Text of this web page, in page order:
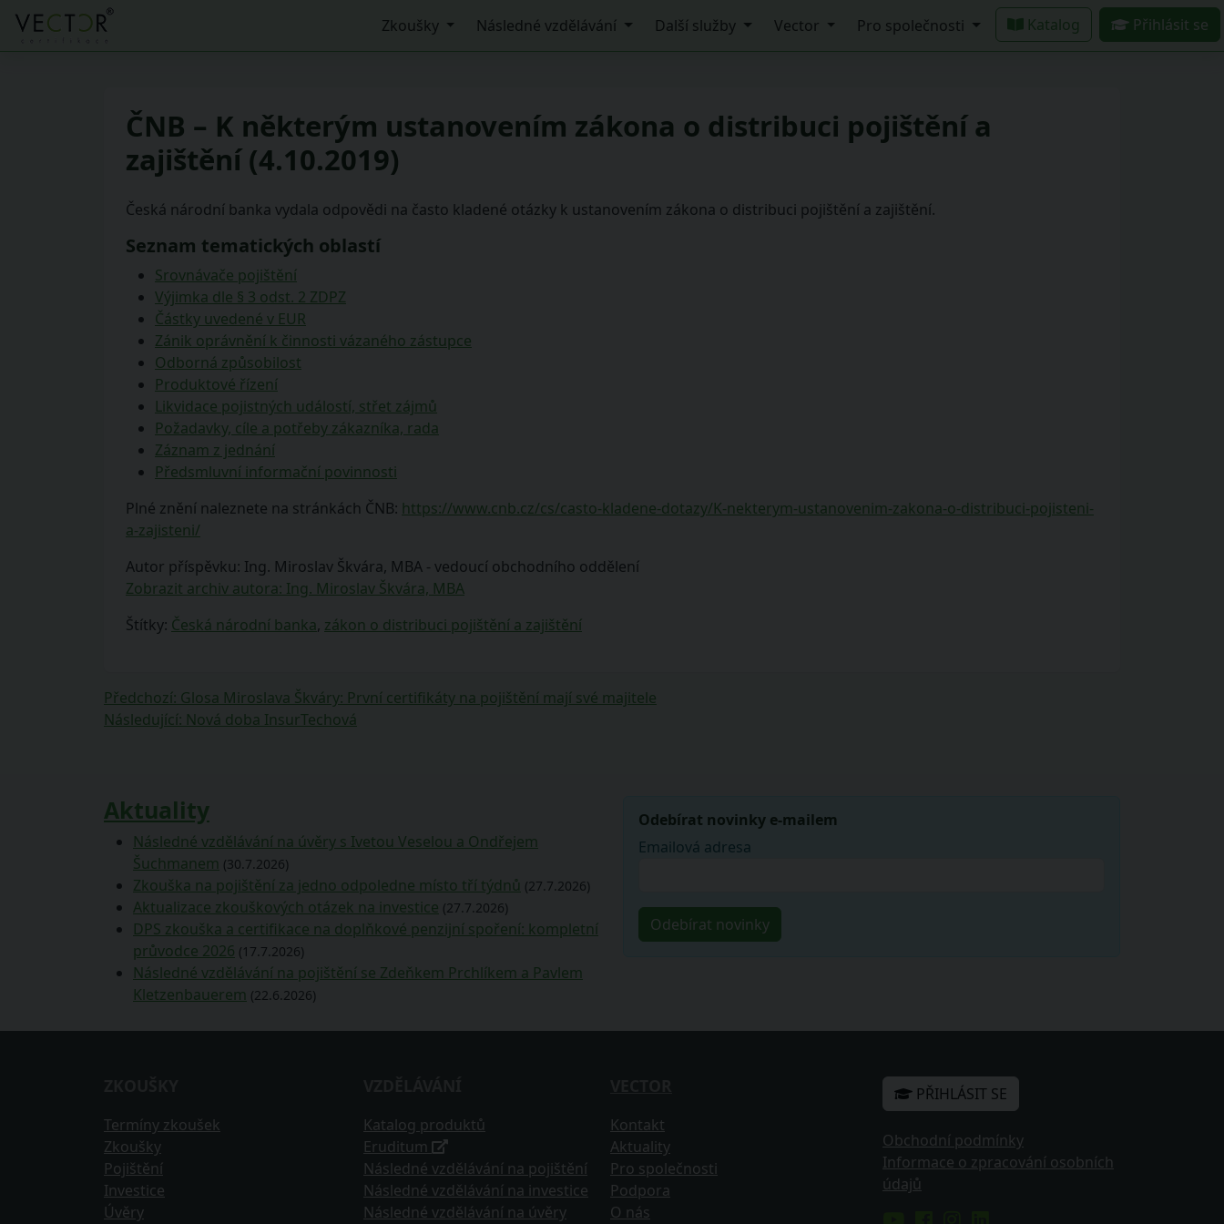
Zkoušky Následné vzdělávání Další služby Vector Pro společnosti Katalog Přihlásit se
ČNB – K některým ustanovením zákona o distribuci pojištění a
zajištění (4.10.2019)
Česká národní banka vydala odpovědi na často kladené otázky k ustanovením zákona o distribuci pojištění a zajištění.
Seznam tematických oblastí
Srovnávače pojištění
Výjimka dle § 3 odst. 2 ZDPZ
Částky uvedené v EUR
Zánik oprávnění k činnosti vázaného zástupce
Odborná způsobilost
Produktové řízení
Likvidace pojistných událostí, střet zájmů
Požadavky, cíle a potřeby zákazníka, rada
Záznam z jednání
Předsmluvní informační povinnosti
Plné znění naleznete na stránkách ČNB: https://www.cnb.cz/cs/casto-kladene-dotazy/K-nekterym-ustanovenim-zakona-o-distribuci-pojisteni-
a-zajisteni/
Autor příspěvku: Ing. Miroslav Škvára, MBA - vedoucí obchodního oddělení
Zobrazit archiv autora: Ing. Miroslav Škvára, MBA
Štítky: Česká národní banka, zákon o distribuci pojištění a zajištění
Navigace
pro
Předchozí: Předchozí
příspěvek:
Glosa Miroslava Škváry: První certifikáty na pojištění mají své majitele
Následující: Následující
Nová doba InsurTechová
Aktuality
Následné vzdělávání na úvěry s Ivetou Veselou a Ondřejem
Šuchmanem (30.7.2026)
Zkouška na pojištění za jedno odpoledne místo tří týdnů (27.7.2026)
Aktualizace zkouškových otázek na investice (27.7.2026)
DPS zkouška a certifikace na doplňkové penzijní spoření: kompletní
průvodce 2026 (17.7.2026)
Následné vzdělávání na pojištění se Zdeňkem Prchlíkem a Pavlem
Kletzenbauerem (22.6.2026)
Odebírat novinky e-mailem
Emailová adresa
Termíny zkoušek
Zkoušky
Pojištění
Investice
Úvěry
Katalog produktů
Eruditum
Následné vzdělávání na pojištění
Následné vzdělávání na investice
Následné vzdělávání na úvěry
Kontakt
Aktuality
Pro společnosti
Podpora
O nás
PŘIHLÁSIT SE
Obchodní podmínky
Informace o zpracování osobních
údajů